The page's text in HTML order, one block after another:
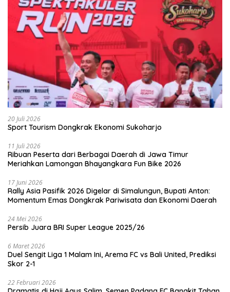
20 Juli 2026
Sport Tourism Dongkrak Ekonomi Sukoharjo
11 Juli 2026
Ribuan Peserta dari Berbagai Daerah di Jawa Timur
Meriahkan Lamongan Bhayangkara Fun Bike 2026
17 Juni 2026
Rally Asia Pasifik 2026 Digelar di Simalungun, Bupati Anton:
Momentum Emas Dongkrak Pariwisata dan Ekonomi Daerah
24 Mei 2026
Persib Juara BRI Super League 2025/26
6 Maret 2026
Duel Sengit Liga 1 Malam Ini, Arema FC vs Bali United, Prediksi
Skor 2-1
22 Februari 2026